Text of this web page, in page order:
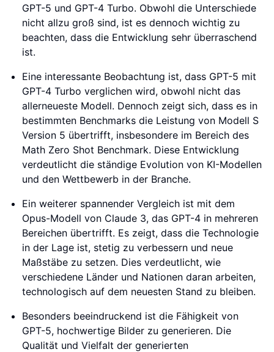
GPT-5 und GPT-4 Turbo. Obwohl die Unterschiede
nicht allzu groß sind, ist es dennoch wichtig zu
beachten, dass die Entwicklung sehr überraschend
ist.
Eine interessante Beobachtung ist, dass GPT-5 mit
GPT-4 Turbo verglichen wird, obwohl nicht das
allerneueste Modell. Dennoch zeigt sich, dass es in
bestimmten Benchmarks die Leistung von Modell S
Version 5 übertrifft, insbesondere im Bereich des
Math Zero Shot Benchmark. Diese Entwicklung
verdeutlicht die ständige Evolution von KI-Modellen
und den Wettbewerb in der Branche.
Ein weiterer spannender Vergleich ist mit dem
Opus-Modell von Claude 3, das GPT-4 in mehreren
Bereichen übertrifft. Es zeigt, dass die Technologie
in der Lage ist, stetig zu verbessern und neue
Maßstäbe zu setzen. Dies verdeutlicht, wie
verschiedene Länder und Nationen daran arbeiten,
technologisch auf dem neuesten Stand zu bleiben.
Besonders beeindruckend ist die Fähigkeit von
GPT-5, hochwertige Bilder zu generieren. Die
Qualität und Vielfalt der generierten